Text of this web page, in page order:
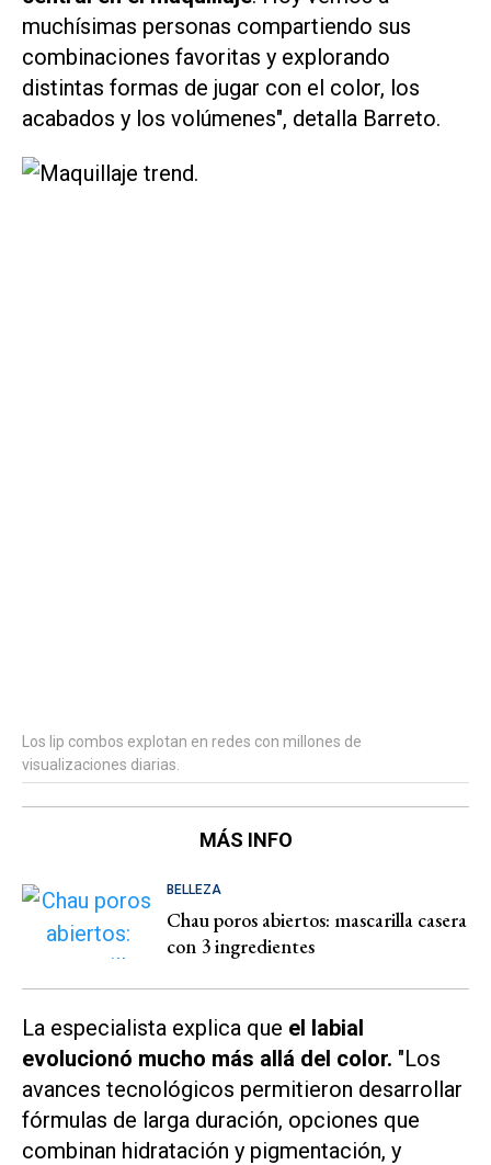
muchísimas personas compartiendo sus
combinaciones favoritas y explorando
distintas formas de jugar con el color, los
acabados y los volúmenes", detalla Barreto.
Los lip combos explotan en redes con millones de
visualizaciones diarias.
MÁS INFO
BELLEZA
Chau poros abiertos: mascarilla casera
con 3 ingredientes
La especialista explica que el labial
evolucionó mucho más allá del color. "Los
avances tecnológicos permitieron desarrollar
fórmulas de larga duración, opciones que
combinan hidratación y pigmentación, y